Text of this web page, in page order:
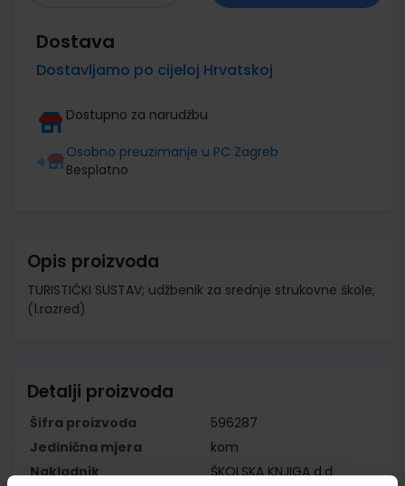
Dostava
Dostavljamo po cijeloj Hrvatskoj
Dostupno za narudžbu
Osobno preuzimanje u PC Zagreb
Besplatno
Opis proizvoda
TURISTIČKI SUSTAV; udžbenik za srednje strukovne škole;
(1.razred)
Detalji proizvoda
Šifra proizvoda
596287
Jedinična mjera
kom
Nakladnik
ŠKOLSKA KNJIGA d.d.